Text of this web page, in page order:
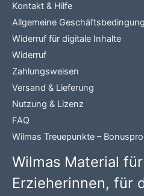
Kontakt & Hilfe
Allgemeine
Widerruf für digitale Inhalte
Widerruf
Zahlungsweisen
Versand & Lieferung
Nutzung & Lizenz
FAQ
Wilmas Treuepunkte –
Wilmas Material
Erzieherinnen, für